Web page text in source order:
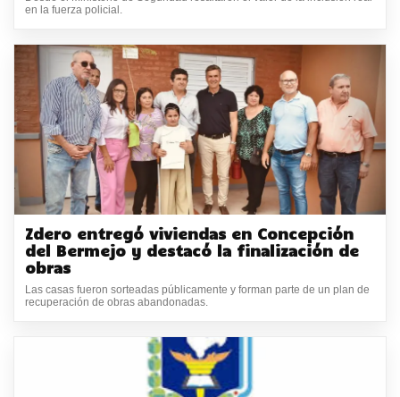
en la fuerza policial.
Zdero entregó viviendas en Concepción
del Bermejo y destacó la finalización de
obras
Las casas fueron sorteadas públicamente y forman parte de un plan de
recuperación de obras abandonadas.